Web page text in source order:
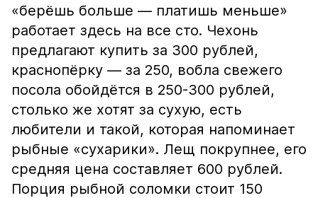
«берёшь больше — платишь меньше»
работает здесь на все сто. Чехонь
предлагают купить за 300 рублей,
краснопёрку — за 250, вобла свежего
посола обойдётся в 250-300 рублей,
столько же хотят за сухую, есть
любители и такой, которая напоминает
рыбные «сухарики». Лещ покрупнее, его
средняя цена составляет 600 рублей.
Порция рыбной соломки стоит 150